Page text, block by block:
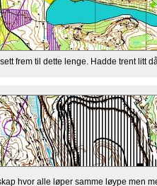
frem til dette lenge. Hadde trent litt
hvor alle løper samme løype men